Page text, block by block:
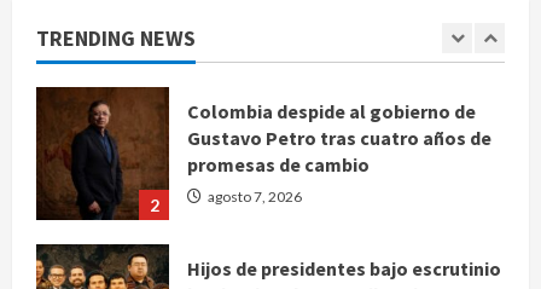
TRENDING NEWS
Colombia despide al gobierno de
promesas de cambio
agosto 7, 2026
Ecuatorial, Angola y EE.UU.